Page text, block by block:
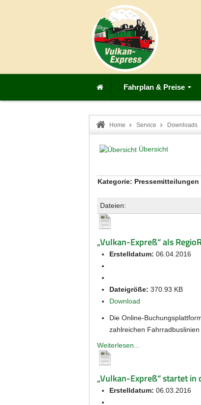
Fahrplan & Preise
Home Service Downloads
Übersicht
Kategorie: Pressemitteilungen
Dateien:
„Vulkan-Expreß“ als
Erstelldatum: 06.04.2016
Dateigröße: 370.93 KB
Download
Die Online-
zahlreichen
Weiterlesen...
„Vulkan-Expreß“ startet
Erstelldatum: 06.03.2016